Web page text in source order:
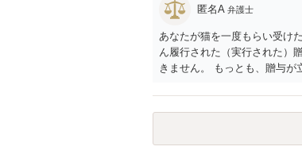
匿名A 弁護士
あなたが猫を一度もらい受け
ん履行された（実行された）
きません。 もっとも、贈与
いかもしれません。